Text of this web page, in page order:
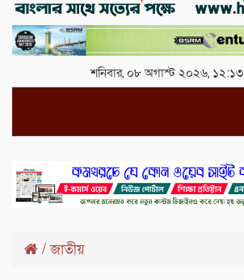
শনিবার, ০৮ অগাস্ট ২০২৬, ১২:১৩
/জাতীয়